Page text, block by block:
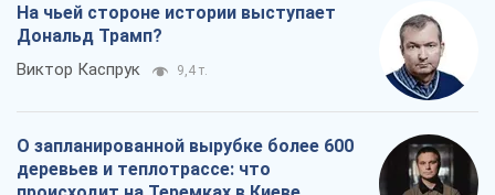
На чьей стороне истории выступает
Дональд Трамп?
Виктор Каспрук 9,4 т.
О запланированной вырубке более 600
деревьев и теплотрассе: что